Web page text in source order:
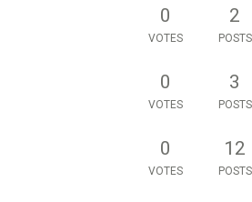
0
VOTES
2
POSTS
0
VOTES
3
POSTS
0
VOTES
12
POSTS